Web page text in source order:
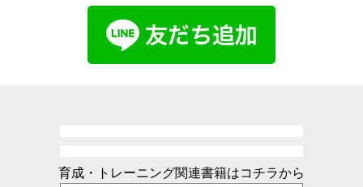
育成・トレーニング関連書籍はコチラから